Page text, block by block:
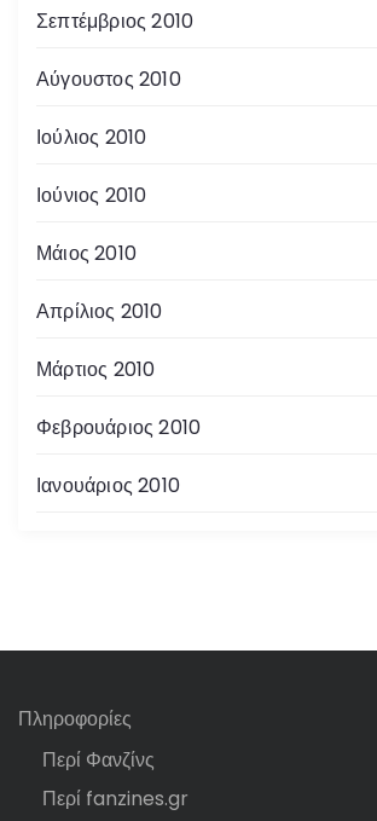
Σεπτέμβριος 2010
Αύγουστος 2010
Ιούλιος 2010
Ιούνιος 2010
Μάιος 2010
Απρίλιος 2010
Μάρτιος 2010
Φεβρουάριος 2010
Ιανουάριος 2010
Πληροφορίες
Περί Φανζίνς
Περί fanzines.gr